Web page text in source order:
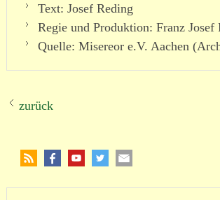
Text: Josef Reding
Regie und Produktion: Franz Josef
Quelle: Misereor e.V. Aachen
zurück